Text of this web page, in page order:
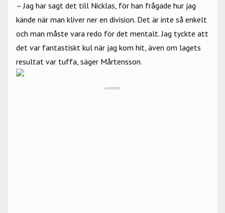
– Jag har sagt det till Nicklas, för han frågade hur jag
kände när man kliver ner en division. Det är inte så enkelt
och man måste vara redo för det mentalt. Jag tyckte att
det var fantastiskt kul när jag kom hit, även om lagets
resultat var tuffa, säger Mårtensson.
ANNONS